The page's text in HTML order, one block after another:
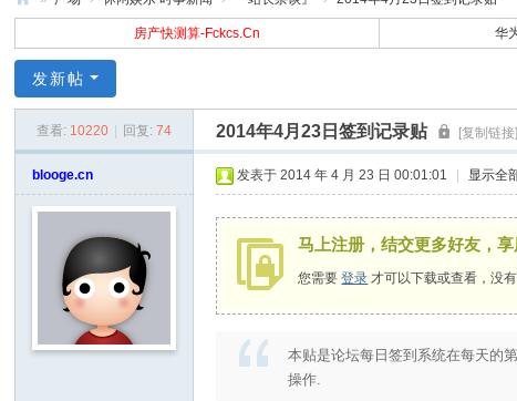
索
光
网
房产快测算-Fckcs.Cn 华
发新帖
查看: 10220 回复: 74 2014年4月23日签到记录贴 [复制链接]
blooge.cn 发表于 2014 年 4 月 23 日 00:01:01 显示全
马上注册，结交更多好友，
您需要登录 才可以下载或查看，没
本贴是论坛每日签到系统在每天的
操作.